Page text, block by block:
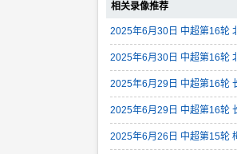
相关录像推荐
2025年6月30日 中超第16轮
2025年6月30日 中超第16轮
2025年6月29日 中超第16轮
2025年6月29日 中超第16轮
2025年6月26日 中超第15轮